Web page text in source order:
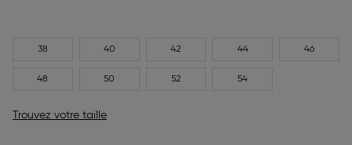
38 40 42 44 46
48 50 52 54
Trouvez votre taille